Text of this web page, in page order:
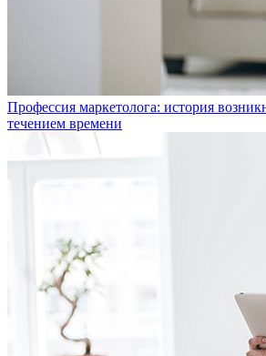
Профессия маркетолога: история
течением времени